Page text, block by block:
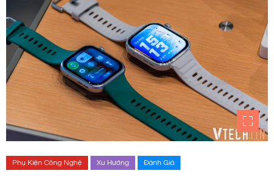
Phụ Kiện Công Nghệ Xu Hướng Đánh Giá